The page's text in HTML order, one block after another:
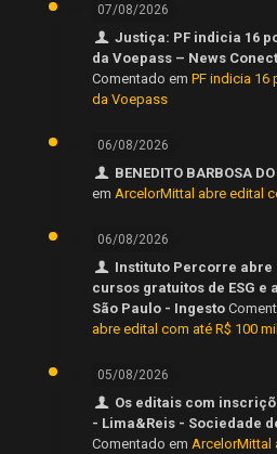
07/08/2026
Justiça: PF indicia 16
da Voepass – News
Comentado em PF indicia 16
da Voepass
06/08/2026
BENEDITO BARBOSA
em ArcelorMittal abre edital
06/08/2026
Instituto Percorre
cursos gratuitos de ESG e
São Paulo - Ingesto
abre edital com até R$ 100 mil
05/08/2026
Os editais com
- Lima&Reis - Sociedade
Comentado em ArcelorMittal